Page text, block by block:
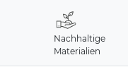
Nachhaltige
Materialien